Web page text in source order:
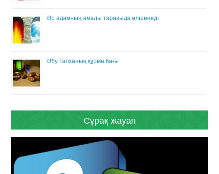
Әр адамның амалы таразыда өлшенеді
Әбу Талханың құрма бағы
Сұрақ-жауап